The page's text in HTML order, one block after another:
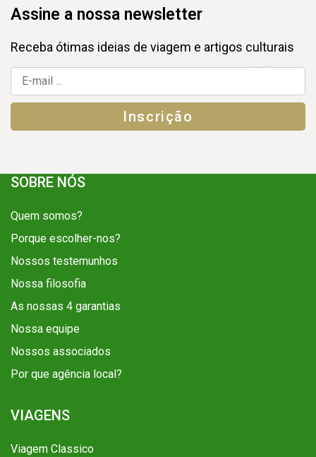
Assine a nossa newsletter
Receba ótimas ideias de viagem e artigos culturais
SOBRE NÓS
Quem somos?
Porque escolher-nos?
Nossos testemunhos
Nossa filosofia
As nossas 4 garantias
Nossa equipe
Nossos associados
Por que agência local?
VIAGENS
Viagem Classico